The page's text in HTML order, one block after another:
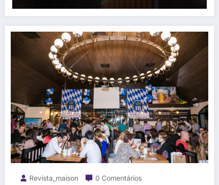
Revista_maison 0 Comentários